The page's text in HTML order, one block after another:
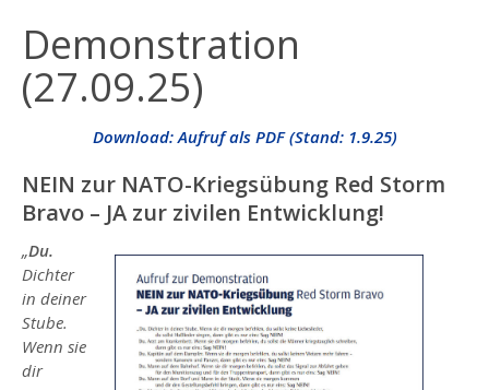
(25.09.25)
DEMO (27.09.25)
SHAREPICS
UNTERSTÜTZER:INNEN
AUFRUFS
CALL FOR
DEMONSTRATION
(ENGLISH)
DEMO-AUFRUF
Demonstration
(27.09.25)
Download: Aufruf als PDF (Stand: 1.9.25)
NEIN zur NATO-Kriegsübung Red Storm
Bravo – JA zur zivilen Entwicklung!
„Du.
Dichter
in deiner
Stube.
Wenn sie
dir